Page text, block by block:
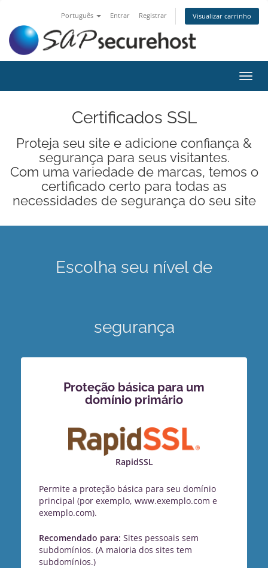
Português Entrar Registrar Visualizar carrinho
Certificados SSL
Proteja seu site e adicione confiança &
segurança para seus visitantes.
Com uma variedade de marcas, temos o
certificado certo para todas as
necessidades de segurança do seu site
Escolha seu nível de
segurança
Proteção básica para um
domínio primário
RapidSSL
Permite a proteção básica para seu domínio
principal (por exemplo, www.exemplo.com e
exemplo.com).
Recomendado para: Sites pessoais sem
subdomínios. (A maioria dos sites tem
subdomínios.)